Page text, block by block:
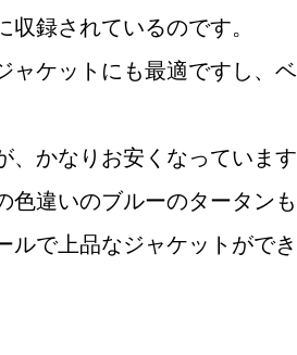
収録されているのです。
ャケットにも最適ですし、
、かなりお安くなっていま
色違いのブルーのタータン
ルで上品なジャケットがで